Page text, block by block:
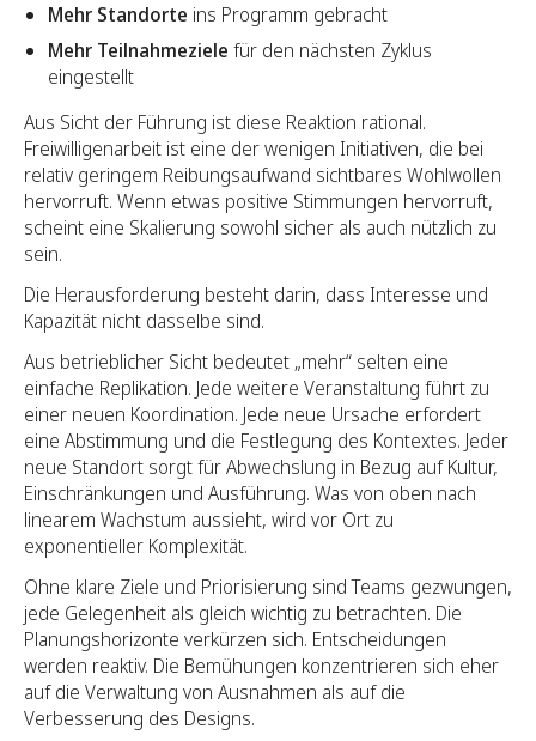
Mehr Standorte ins Programm gebracht
Mehr Teilnahmeziele für den nächsten Zyklus
eingestellt
Aus Sicht der Führung ist diese Reaktion rational.
Freiwilligenarbeit ist eine der wenigen Initiativen, die bei
relativ geringem Reibungsaufwand sichtbares Wohlwollen
hervorruft. Wenn etwas positive Stimmungen hervorruft,
scheint eine Skalierung sowohl sicher als auch nützlich zu
sein.
Die Herausforderung besteht darin, dass Interesse und
Kapazität nicht dasselbe sind.
Aus betrieblicher Sicht bedeutet „mehr“ selten eine
einfache Replikation. Jede weitere Veranstaltung führt zu
einer neuen Koordination. Jede neue Ursache erfordert
eine Abstimmung und die Festlegung des Kontextes. Jeder
neue Standort sorgt für Abwechslung in Bezug auf Kultur,
Einschränkungen und Ausführung. Was von oben nach
linearem Wachstum aussieht, wird vor Ort zu
exponentieller Komplexität.
Ohne klare Ziele und Priorisierung sind Teams gezwungen,
jede Gelegenheit als gleich wichtig zu betrachten. Die
Planungshorizonte verkürzen sich. Entscheidungen
werden reaktiv. Die Bemühungen konzentrieren sich eher
auf die Verwaltung von Ausnahmen als auf die
Verbesserung des Designs.